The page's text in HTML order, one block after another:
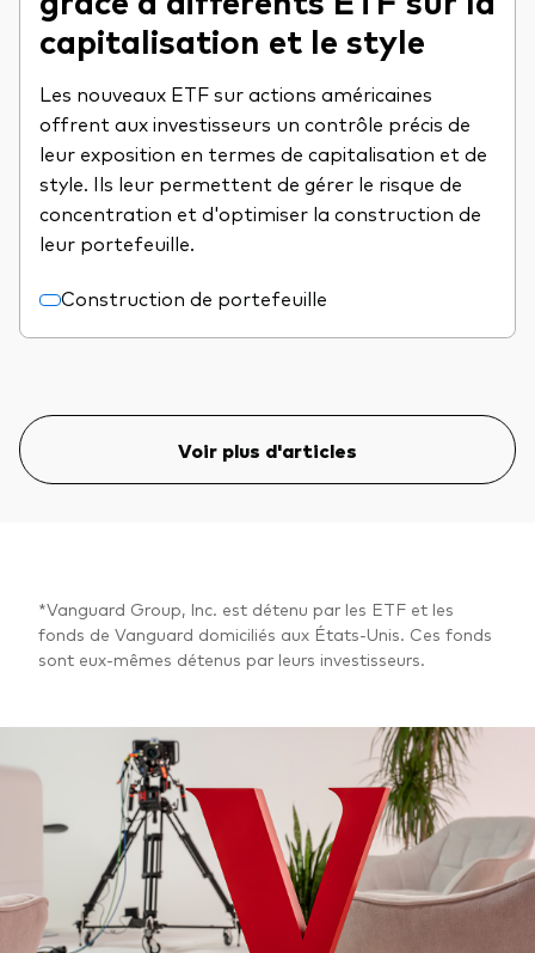
capitalisation et le style
Les nouveaux ETF sur actions américaines
offrent aux investisseurs un contrôle précis de
leur exposition en termes de capitalisation et de
style. Ils leur permettent de gérer le risque de
concentration et d'optimiser la construction de
leur portefeuille.
Construction de portefeuille
Voir plus d'articles
*Vanguard Group, Inc. est détenu par les ETF et les
fonds de Vanguard domiciliés aux États-Unis. Ces fonds
sont eux-mêmes détenus par leurs investisseurs.